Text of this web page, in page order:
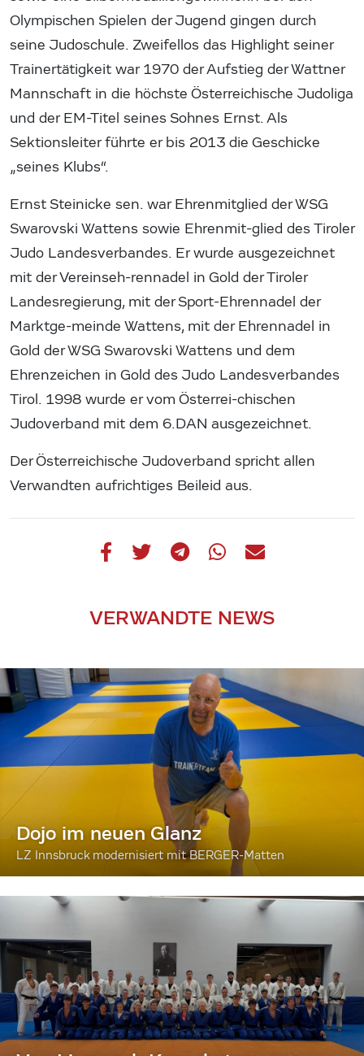
Olympischen Spielen der Jugend gingen durch
seine Judoschule. Zweifellos das Highlight seiner
Trainertätigkeit war 1970 der Aufstieg der Wattner
Mannschaft in die höchste Österreichische Judoliga
und der EM-Titel seines Sohnes Ernst. Als
Sektionsleiter führte er bis 2013 die Geschicke
„seines Klubs“.
Ernst Steinicke sen. war Ehrenmitglied der WSG
Swarovski Wattens sowie Ehrenmit-glied des Tiroler
Judo Landesverbandes. Er wurde ausgezeichnet
mit der Vereinseh-rennadel in Gold der Tiroler
Landesregierung, mit der Sport-Ehrennadel der
Marktge-meinde Wattens, mit der Ehrennadel in
Gold der WSG Swarovski Wattens und dem
Ehrenzeichen in Gold des Judo Landesverbandes
Tirol. 1998 wurde er vom Österrei-chischen
Judoverband mit dem 6.DAN ausgezeichnet.
Der Österreichische Judoverband spricht allen
Verwandten aufrichtiges Beileid aus.
VERWANDTE NEWS
Dojo im neuen Glanz
LZ Innsbruck modernisiert mit BERGER-Matten